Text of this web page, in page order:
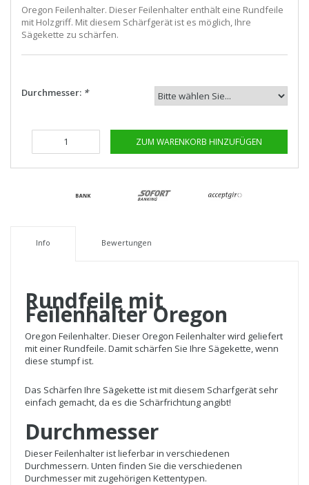
Oregon Feilenhalter. Dieser Feilenhalter enthält eine Rundfeile
mit Holzgriff. Mit diesem Schärfgerät ist es möglich, Ihre
Sägekette zu schärfen.
Durchmesser: *
ZUM WARENKORB HINZUFÜGEN
Info Bewertungen
Rundfeile mit
Feilenhalter Oregon
Oregon Feilenhalter. Dieser Oregon Feilenhalter wird geliefert
mit einer Rundfeile. Damit schärfen Sie Ihre Sägekette, wenn
diese stumpf ist.
Das Schärfen Ihre Sägekette ist mit diesem Scharfgerät sehr
einfach gemacht, da es die Schärfrichtung angibt!
Durchmesser
Dieser Feilenhalter ist lieferbar in verschiedenen
Durchmessern. Unten finden Sie die verschiedenen
Durchmesser mit zugehörigen Kettentypen.